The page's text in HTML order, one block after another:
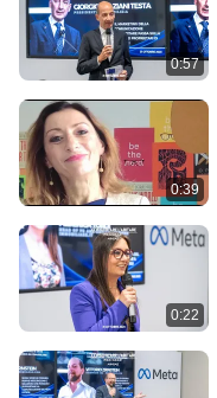
0:57
0:39
0:22